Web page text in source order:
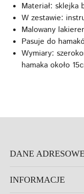
Materiał: sklejka
W zestawie:
Malowany
Pasuje do
Wymiary:
hamaka około
DANE ADRESOWE
INFORMACJE